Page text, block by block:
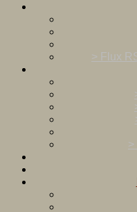
> Flux